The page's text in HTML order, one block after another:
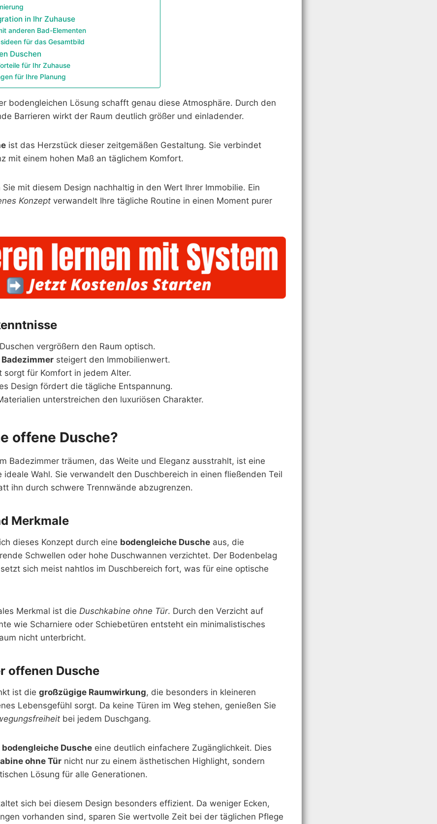
in Ihr Zuhause
anderen Bad-Elementen
für das Gesamtbild
Duschen
für Ihr Zuhause
für Ihre Planung
bodengleichen Lösung schafft genau diese Atmosphäre. Durch den
Barrieren wirkt der Raum deutlich größer und einladender.
ist das Herzstück dieser zeitgemäßen Gestaltung. Sie verbindet
mit einem hohen Maß an täglichem Komfort.
mit diesem Design nachhaltig in den Wert Ihrer Immobilie. Ein
Konzept verwandelt Ihre tägliche Routine in einen Moment purer
vergrößern den Raum optisch.
steigert den Immobilienwert.
sorgt für Komfort in jedem Alter.
Design fördert die tägliche Entspannung.
unterstreichen den luxuriösen Charakter.
offene Dusche?
Badezimmer träumen, das Weite und Eleganz ausstrahlt, ist eine
ideale Wahl. Sie verwandelt den Duschbereich in einen fließenden Teil
ihn durch schwere Trennwände abzugrenzen.
Merkmale
dieses Konzept durch eine bodengleiche Dusche aus, die
Schwellen oder hohe Duschwannen verzichtet. Der Bodenbelag
sich meist nahtlos im Duschbereich fort, was für eine optische
Merkmal ist die Duschkabine ohne Tür. Durch den Verzicht auf
wie Scharniere oder Schiebetüren entsteht ein minimalistisches
nicht unterbricht.
offenen Dusche
ist die großzügige Raumwirkung, die besonders in kleineren
Lebensgefühl sorgt. Da keine Türen im Weg stehen, genießen Sie
bei jedem Duschgang.
bodengleiche Dusche eine deutlich einfachere Zugänglichkeit. Dies
ohne Tür nicht nur zu einem ästhetischen Highlight, sondern
Lösung für alle Generationen.
sich bei diesem Design besonders effizient. Da weniger Ecken,
vorhanden sind, sparen Sie wertvolle Zeit bei der täglichen Pflege